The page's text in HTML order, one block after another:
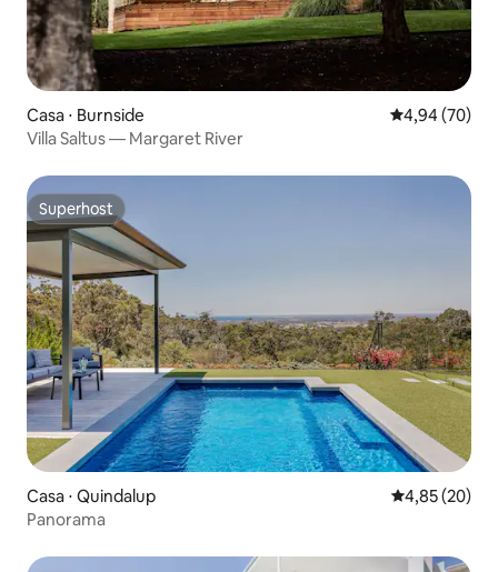
Casa ⋅ Burnside 4,94 de uma
4,94 (70)
Villa Saltus — Margaret River
Superhost
Superhost
Casa ⋅ Quindalup 4,85 de uma
4,85 (20)
Panorama